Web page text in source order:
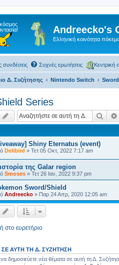
Andreecko's
Ελληνική κοινότητα
συνδέσεις Συχνές ερωτήσεις Κεντρική
Δ. Συζήτησης Nintendo Switch
Series
Shiny Eternatus (event)
Delibird » Τετ 05 Οκτ, 2022 7:17 am
της Galar region
Smoses » Τετ 26 Ιαν, 2022 9:37 pm
Sword/Shield
Andreecko » Παρ 24 Απρ, 2020 12:05 am
στο ευρετήριο
ΣΕ ΑΥΤΉ ΤΗ Δ. ΣΥΖΉΤΗΣΗ
να δημοσιεύετε νέα θέματα σε αυτή τη Δ.